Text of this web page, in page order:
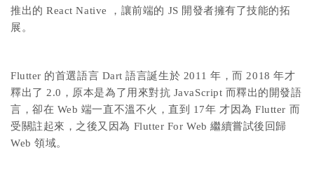
推出的 React Native ，讓前端的 JS 開發者擁有了技能的拓
展。
Flutter 的首選語言 Dart 語言誕生於 2011 年，而 2018 年才
釋出了 2.0，原本是為了用來對抗 JavaScript 而釋出的開發語
言，卻在 Web 端一直不溫不火，直到 17年 才因為 Flutter 而
受關註起來，之後又因為 Flutter For Web 繼續嘗試後回歸
Web 領域。